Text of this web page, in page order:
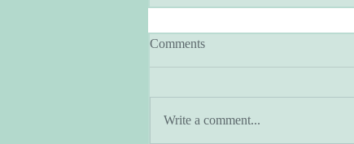
Comments
Write a comment...